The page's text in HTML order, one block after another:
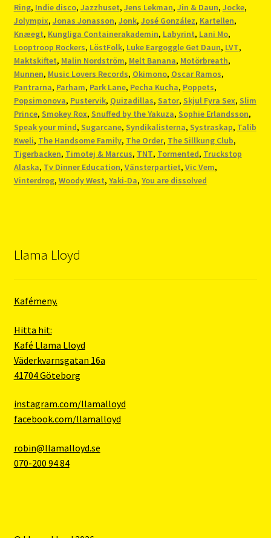
Ring, Indie disco, Jazzhuset, Jens Lekman, Jin & Daun, Jocke,
Jolympix, Jonas Jonasson, Jonk, José González, Kartellen,
Knæegt, Kungliga Containerakademin, Labyrint, Lani Mo,
Looptroop Rockers, LöstFolk, Luke Eargoggle Get Daun, LVT,
Maktskiftet, Malin Nordström, Melt Banana, Motörbreath,
Munnen, Music Lovers Records, Okimono, Oscar Ramos,
Pantrarna, Parham, Park Lane, Pecha Kucha, Poppets,
Popsimonova, Pustervik, Quizadillas, Sator, Skjul Fyra Sex, Slim
Prince, Smokey Rox, Snuffed by the Yakuza, Sophie Erlandsson,
Speak your mind, Sugarcane, Syndikalisterna, Systraskap, Talib
Kweli, The Handsome Family, The Order, The Sillkung Club,
Tigerbacken, Timotej & Marcus, TNT, Tormented, Truckstop
Alaska, Tv Dinner Education, Vänsterpartiet, Vic Vem,
Vinterdrog, Woody West, Yaki-Da, You are dissolved
Llama Lloyd
Kafémeny.
Hitta hit:
Kafé Llama Lloyd
Väderkvarnsgatan 16a
41704 Göteborg
instagram.com/llamalloyd
facebook.com/llamalloyd
robin@llamalloyd.se
070-200 94 84